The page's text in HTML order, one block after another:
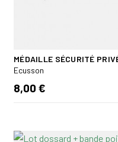
MÉDAILLE SÉCURITÉ
Ecusson
8,00 €